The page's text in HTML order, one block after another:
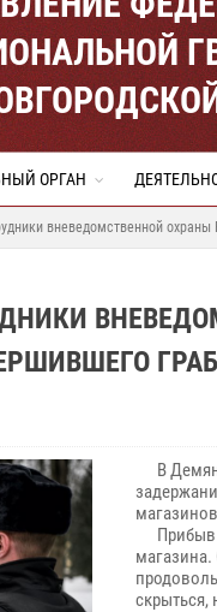
ОРГАН
вневедомственной
В
Прибыв